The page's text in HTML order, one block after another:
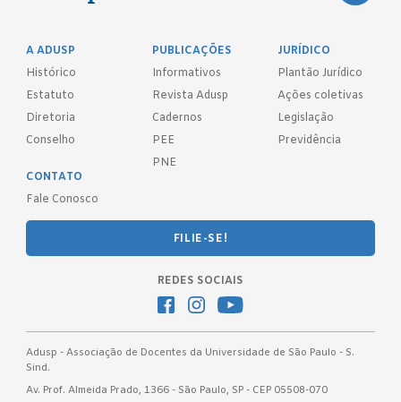
A ADUSP
Histórico
Estatuto
Diretoria
Conselho
PUBLICAÇÕES
Informativos
Revista Adusp
Cadernos
PEE
PNE
JURÍDICO
Plantão Jurídico
Ações coletivas
Legislação
Previdência
CONTATO
Fale Conosco
FILIE-SE!
REDES SOCIAIS
Adusp - Associação de Docentes da Universidade de São Paulo - S.
Sind.
Av. Prof. Almeida Prado, 1366 - São Paulo, SP - CEP 05508-070